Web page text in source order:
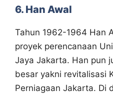
6. Han Awal
Tahun 1962-1964 Han
proyek perencanaan
Jaya Jakarta. Han pun
besar yakni revitalisasi
Perniagaan Jakarta. Di